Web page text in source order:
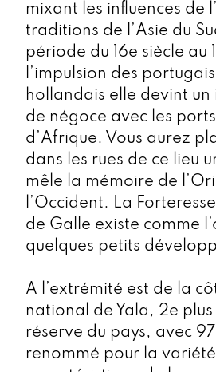
mixant les influences de
traditions de l’Asie du
période du 16e siècle au
l’impulsion des
hollandais elle devint
de négoce avec les
d’Afrique. Vous aurez
dans les rues de ce lieu
mêle la mémoire de
l’Occident. La
de Galle existe comme
quelques petits
A l’extrémité est de la
national de Yala, 2e
réserve du pays, avec
renommé pour la